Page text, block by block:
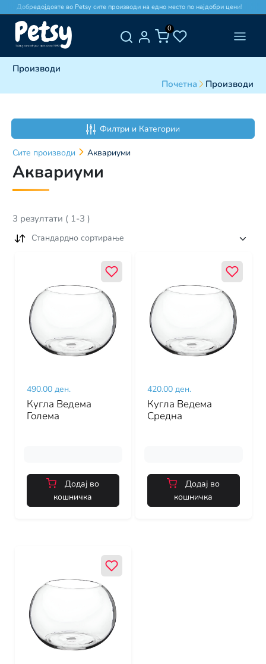
Добредојдовте во Petsy сите производи на едно место по најдобри цени!
0
Производи
Почетна
Производи
Филтри и Категории
Сите производи Аквариуми
Аквариуми
3 резултати ( 1-3 )
Стандардно сортирање
490.00 ден.
Кугла Ведема
Голема
Додај во
кошничка
420.00 ден.
Кугла Ведема
Средна
Додај во
кошничка